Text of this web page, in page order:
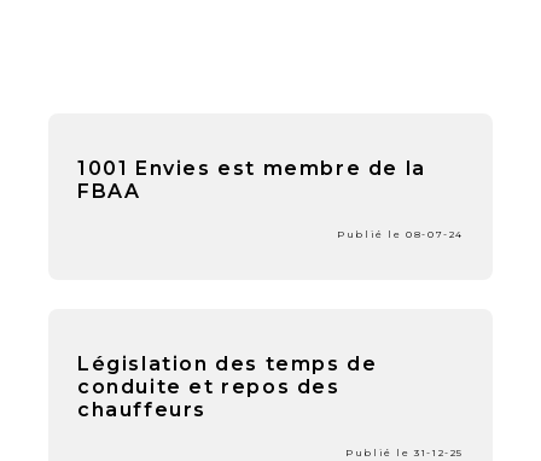
1001 Envies est membre de la
FBAA
Publié le 08-07-24
Législation des temps de
conduite et repos des
chauffeurs
Publié le 31-12-25